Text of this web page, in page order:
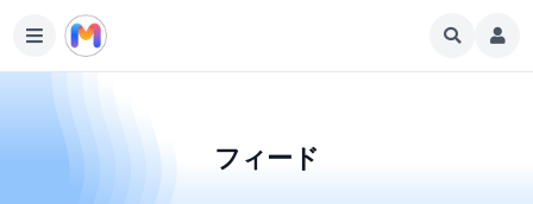
フィード